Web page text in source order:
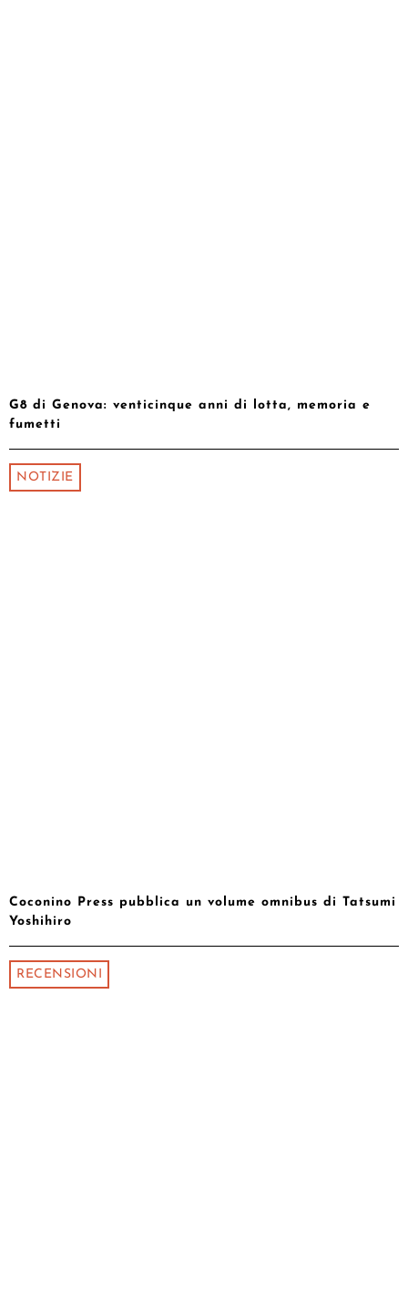
G8 di Genova: venticinque anni di lotta, memoria e
fumetti
NOTIZIE
Coconino Press pubblica un volume omnibus di Tatsumi
Yoshihiro
RECENSIONI